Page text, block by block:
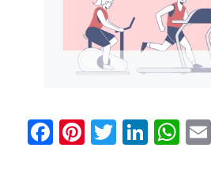
Facebook
Pinterest
Twitter